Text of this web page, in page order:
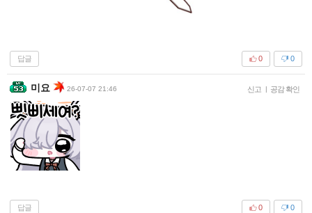
답글 0
0
미요 26-07-07 21:46 신고 | 공감 확인
답글 0
0